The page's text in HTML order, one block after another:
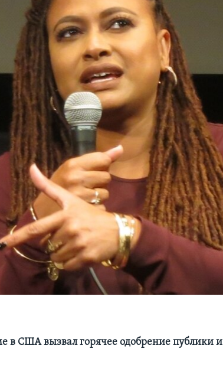
в США вызвал горячее одобрение публики и